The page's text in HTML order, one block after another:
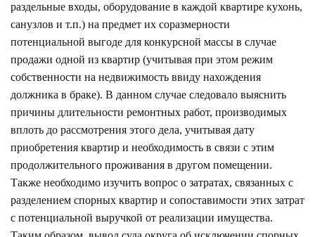
раздельные входы, оборудование в каждой квартире кухонь,
санузлов и т.п.) на предмет их соразмерности
потенциальной выгоде для конкурсной массы в случае
продажи одной из квартир (учитывая при этом режим
собственности на недвижимость ввиду нахождения
должника в браке). В данном случае следовало выяснить
причины длительности ремонтных работ, производимых
вплоть до рассмотрения этого дела, учитывая дату
приобретения квартир и необходимость в связи с этим
продолжительного проживания в другом помещении.
Также необходимо изучить вопрос о затратах, связанных с
разделением спорных квартир и сопоставимости этих затрат
с потенциальной выручкой от реализации имущества.